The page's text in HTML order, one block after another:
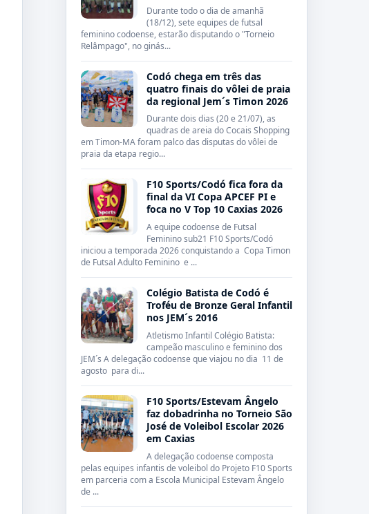
Durante todo o dia de amanhã
(18/12), sete equipes de futsal
feminino codoense, estarão disputando o "Torneio
Relâmpago", no ginás...
Codó chega em três das
quatro finais do vôlei de praia
da regional Jem´s Timon 2026
Durante dois dias (20 e 21/07), as
quadras de areia do Cocais Shopping
em Timon-MA foram palco das disputas do vôlei de
praia da etapa regio...
F10 Sports/Codó fica fora da
final da VI Copa APCEF PI e
foca no V Top 10 Caxias 2026
A equipe codoense de Futsal
Feminino sub21 F10 Sports/Codó
iniciou a temporada 2026 conquistando a Copa Timon
de Futsal Adulto Feminino e ...
Colégio Batista de Codó é
Troféu de Bronze Geral Infantil
nos JEM´s 2016
Atletismo Infantil Colégio Batista:
campeão masculino e feminino dos
JEM´s A delegação codoense que viajou no dia 11 de
agosto para di...
F10 Sports/Estevam Ângelo
faz dobadrinha no Torneio São
José de Voleibol Escolar 2026
em Caxias
A delegação codoense composta
pelas equipes infantis de voleibol do Projeto F10 Sports
em parceria com a Escola Municipal Estevam Ângelo
de ...